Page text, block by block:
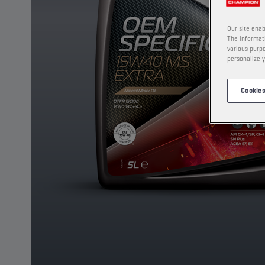
Our site
The
various
personalize